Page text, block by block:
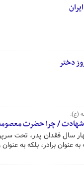
دختر
(ع):
/ چرا حضرت معصومه
فقدان پدر، تحت
عنوان برادر، بلکه به